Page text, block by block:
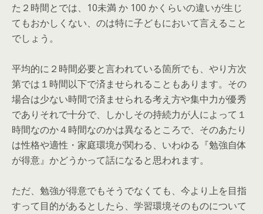
た２時間とでは、10未満 か 100 かくらいの違いが生じ
てもおかしくない、のは特に子どもにおいて言えること
でしょう。
平均的に２時間必要と言われている箇所でも、やり方次
第では１時間以下で済ませられることもあります。その
場合は少ない時間で済ませられる考え方や集中力が優秀
でありそれで十分で、しかしその持続力が人によって１
時間なのか４時間なのかは異なるところで、そのあたり
は性格や適性・家庭環境が関わる、いわゆる『勉強自体
が得意』かどうかって話になると思われます。
ただ、勉強が得意でもそうでなくても、今より上を目指
すって目的があるとしたら、学習環境そのものについて